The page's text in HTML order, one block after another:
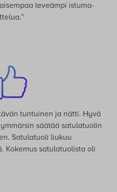
leveämpi istuma-
tuntuinen ja nätti. Hyvä
säätää satulatuolin
Satulatuoli liukuu
Kokemus satulatuolista oli